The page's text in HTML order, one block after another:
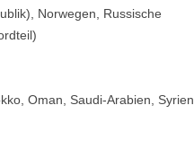
Norwegen, Russische
Oman, Saudi-Arabien, Syrien